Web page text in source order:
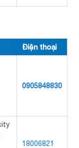
Điện thoại
0905848830
18006821